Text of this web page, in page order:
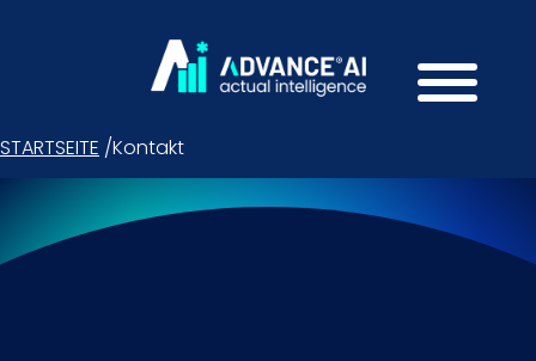
STARTSEITE /Kontakt